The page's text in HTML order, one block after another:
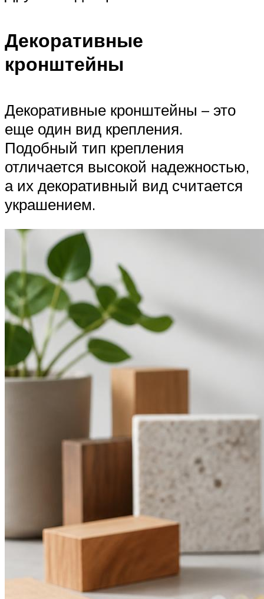
Декоративные
кронштейны
Декоративные кронштейны – это
еще один вид крепления.
Подобный тип крепления
отличается высокой надежностью,
а их декоративный вид считается
украшением.